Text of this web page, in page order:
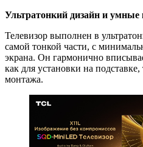
Ультратонкий дизайн и умные
Телевизор выполнен в
самой тонкой части, с
экрана. Он гармонично
как для установки на
монтажа.